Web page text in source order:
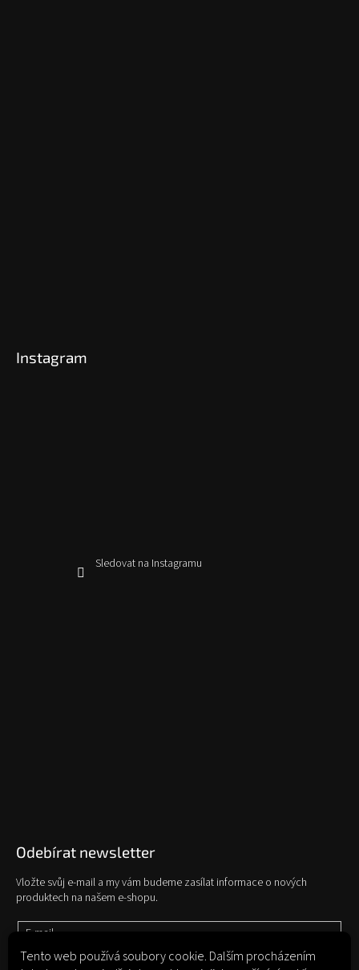
Tento web používá soubory cookie. Dalším procházením
Instagram
Sledovat na Instagramu
Odebírat newsletter
Vložte svůj e-mail a my vám budeme zasílat informace o nových
produktech na našem e-shopu.
E-mail